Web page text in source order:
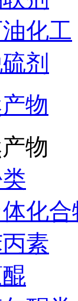
化工
剂
物
物
化合
素